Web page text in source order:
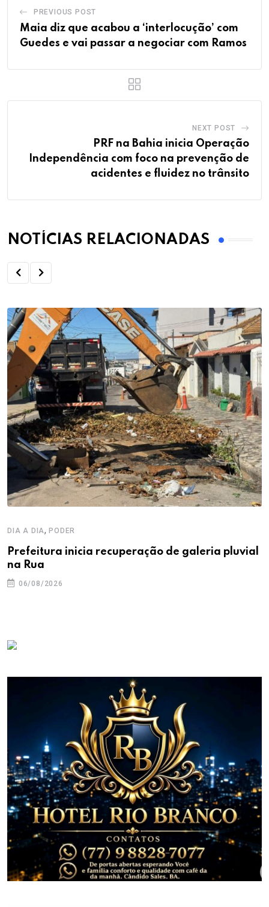
PREVIOUS POST
Maia diz que acabou a ‘interlocução’ com
Guedes e vai passar a negociar com Ramos
NEXT POST
PRF na Bahia inicia Operação
Independência com foco na prevenção de
acidentes e fluidez no trânsito
NOTÍCIAS RELACIONADAS
DIA A DIA,PODER
Prefeitura inicia recuperação de galeria pluvial
na Rua
06/08/2026